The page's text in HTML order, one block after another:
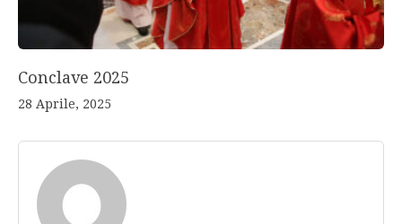
Conclave 2025
28 Aprile, 2025